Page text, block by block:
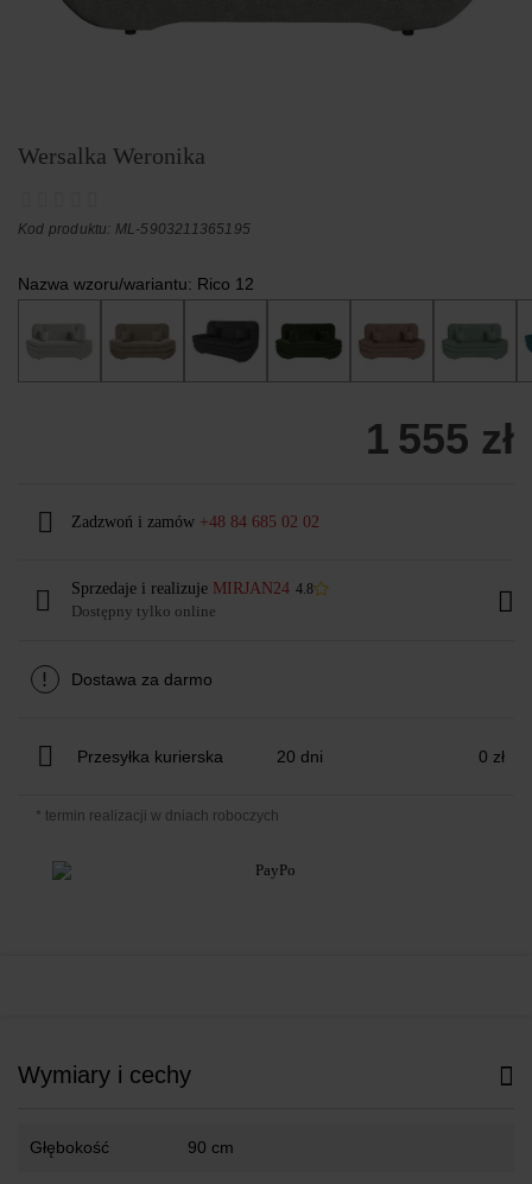
Wersalka Weronika
Kod produktu: ML-5903211365195
Nazwa wzoru/wariantu: Rico 12
1 555 zł
Zadzwoń i zamów +48 84 685 02 02
Sprzedaje i realizuje MIRJAN24 4.8
Dostępny tylko online
! Dostawa za darmo
Przesyłka kurierska 20 dni 0 zł
* termin realizacji w dniach roboczych
Wymiary i cechy
Głębokość 90 cm